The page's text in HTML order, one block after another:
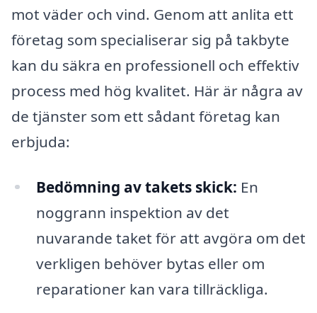
mot väder och vind. Genom att anlita ett
företag som specialiserar sig på takbyte
kan du säkra en professionell och effektiv
process med hög kvalitet. Här är några av
de tjänster som ett sådant företag kan
erbjuda:
Bedömning av takets skick: En
noggrann inspektion av det
nuvarande taket för att avgöra om det
verkligen behöver bytas eller om
reparationer kan vara tillräckliga.